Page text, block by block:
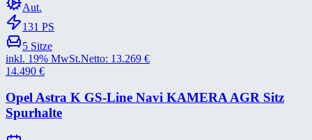
Aut.
131 PS
5 Sitze
inkl. 19% MwSt.Netto: 13.269 €
14.490 €
Opel Astra K GS-​Line Navi KAMERA AGR Sitz
Spurhalte